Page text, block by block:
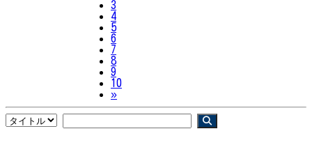
3
4
5
6
7
8
9
10
»Next